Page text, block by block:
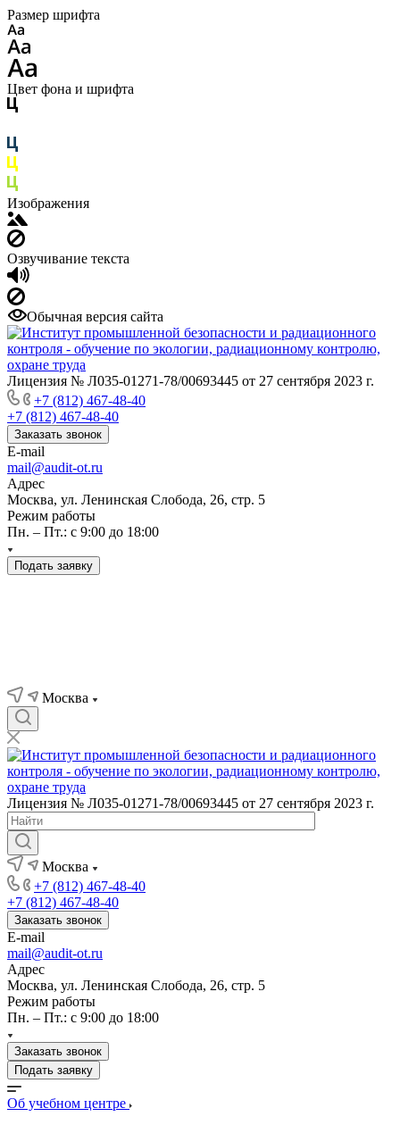
Размер шрифта
Цвет фона и шрифта
Изображения
Озвучивание текста
Обычная версия сайта
Лицензия № Л035-01271-78/00693445 от 27 сентября 2023 г.
+7 (812) 467-48-40
+7 (812) 467-48-40
Заказать звонок
E-mail
mail@audit-ot.ru
Адрес
Москва, ул. Ленинская Слобода, 26, стр. 5
Режим работы
Пн. – Пт.: с 9:00 до 18:00
Подать заявку
Москва
Лицензия № Л035-01271-78/00693445 от 27 сентября 2023 г.
Москва
+7 (812) 467-48-40
+7 (812) 467-48-40
Заказать звонок
E-mail
mail@audit-ot.ru
Адрес
Москва, ул. Ленинская Слобода, 26, стр. 5
Режим работы
Пн. – Пт.: с 9:00 до 18:00
Заказать звонок
Подать заявку
Об учебном центре